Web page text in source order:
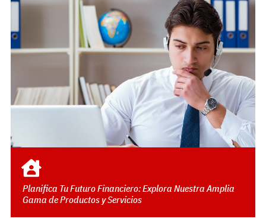
Planifica Tu Futuro Financiero: Explora Nuestra Amplia
Gama de Productos y Servicios